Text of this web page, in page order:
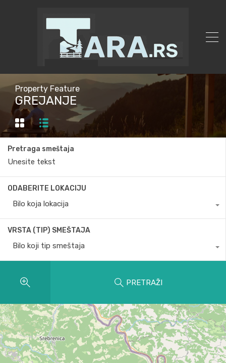
Property Feature
GREJANJE
Pretraga smeštaja
ODABERITE LOKACIJU
Bilo koja lokacija
VRSTA (TIP) SMEŠTAJA
Bilo koji tip smeštaja
PRETRAŽI